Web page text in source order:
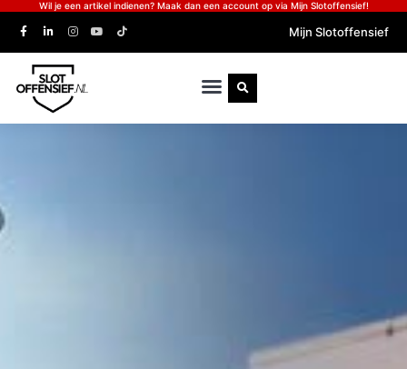
Wil je een artikel indienen? Maak dan een account op via Mijn Slotoffensief!
Mijn Slotoffensief